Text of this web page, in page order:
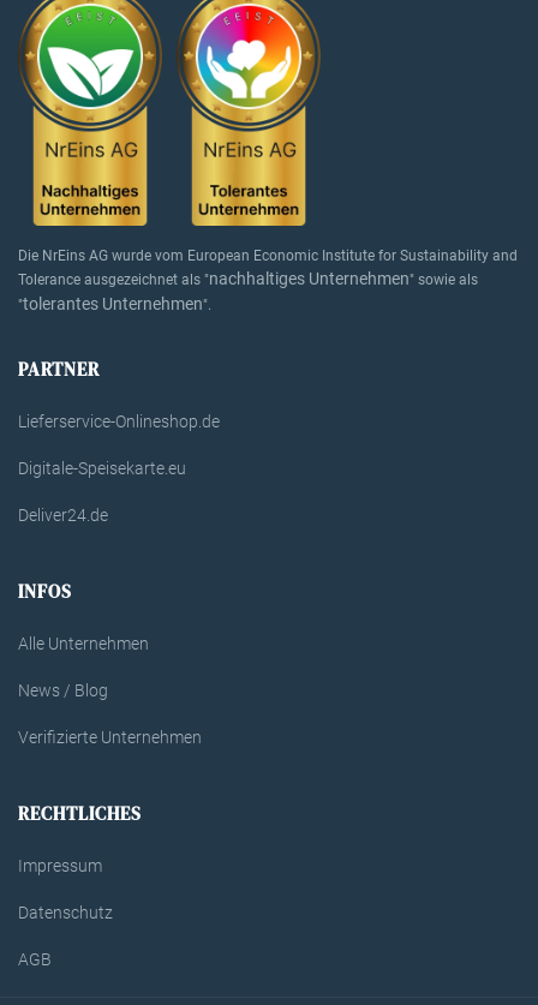
Die NrEins AG wurde vom European Economic Institute for Sustainability and
Tolerance ausgezeichnet als "nachhaltiges Unternehmen" sowie als
"tolerantes Unternehmen".
PARTNER
Lieferservice-Onlineshop.de
Digitale-Speisekarte.eu
Deliver24.de
INFOS
Alle Unternehmen
News / Blog
Verifizierte Unternehmen
RECHTLICHES
Impressum
Datenschutz
AGB